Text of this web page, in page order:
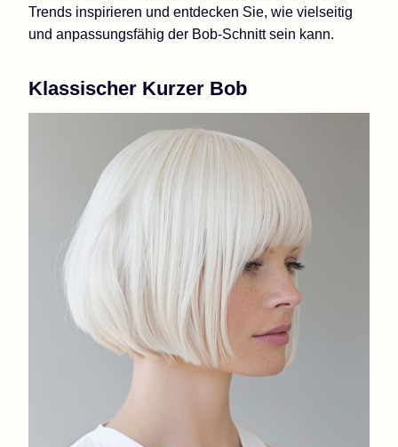
Trends inspirieren und entdecken Sie, wie vielseitig
und anpassungsfähig der Bob-Schnitt sein kann.
Klassischer Kurzer Bob